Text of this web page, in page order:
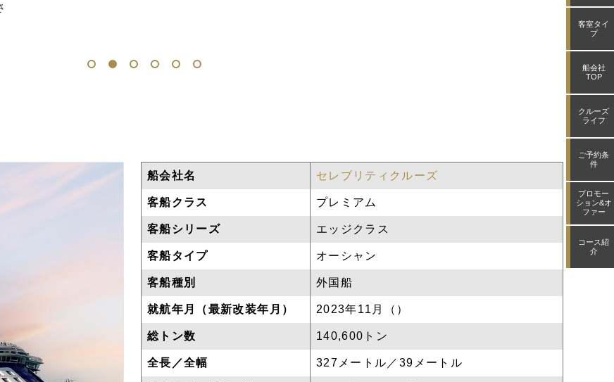
客室タイ
プ
船会社
TOP
クルーズ
ライフ
ご予約条
件
プロモー
ション&オ
ファー
コース紹
介
ィクル
さい。
1 2 3 4 5 6
船会社名 セレブリティクルーズ
客船クラス プレミアム
客船シリーズ エッジクラス
客船タイプ オーシャン
客船種別 外国船
就航年月（最新改装年月） 2023年11月（）
総トン数 140,600トン
全長／全幅 327メートル／39メートル